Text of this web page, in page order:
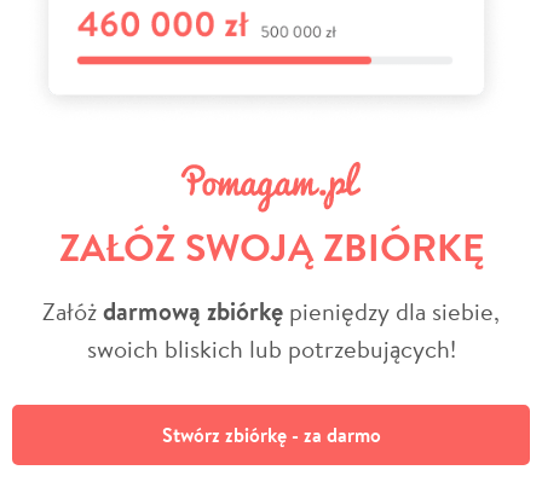
ZAŁÓŻ SWOJĄ ZBIÓRKĘ
Załóżdarmową zbiórkę pieniędzy dla siebie,
swoich bliskich lub potrzebujących!
Stwórz zbiórkę - za darmo